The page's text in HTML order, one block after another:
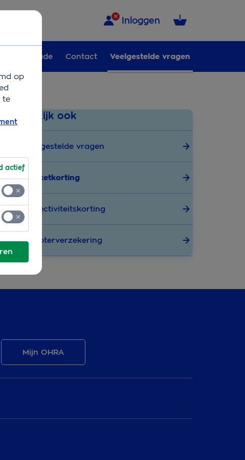
Inloggen
Schade Contact Veelgestelde vragen
Bekijk ook
Veelgestelde vragen
Pakketkorting
Collectiviteitskorting
Scooterverzekering
Mijn OHRA
op
te
actief